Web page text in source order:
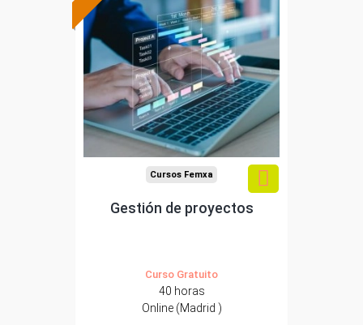
Formación 100%
subvencionada.
Para trabajadores y
autónomos de Madrid.
Para todos los sectores.
Cursos Femxa
Gestión de proyectos
Curso Gratuito
40 horas
Online (Madrid )